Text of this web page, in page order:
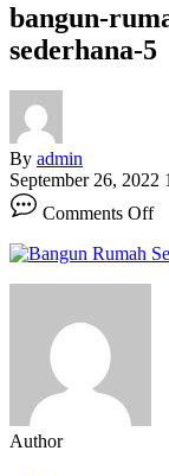
bangun-
sederhana-5
By admin
September 26, 2022
Comments Off
Author